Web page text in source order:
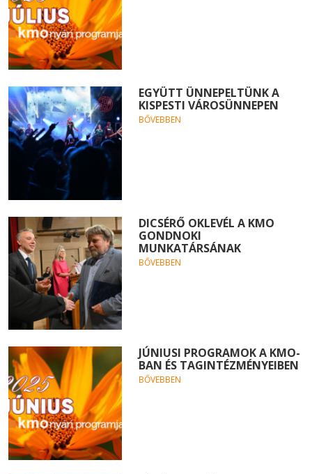
EGYÜTT ÜNNEPELTÜNK A
KISPESTI VÁROSÜNNEPEN
BŐVEBBEN
DICSÉRŐ OKLEVÉL A KMO
GONDNOKI
MUNKATÁRSÁNAK
BŐVEBBEN
JÚNIUSI PROGRAMOK A KMO-
BAN ÉS TAGINTÉZMÉNYEIBEN
BŐVEBBEN